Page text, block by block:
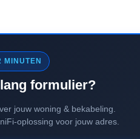
MINUTEN
formulier?
jouw woning & bekabeling.
oplossing voor jouw adres.